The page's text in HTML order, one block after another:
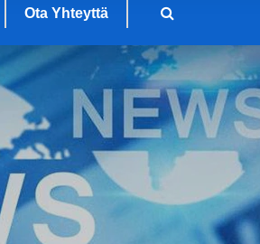
Ota Yhteyttä